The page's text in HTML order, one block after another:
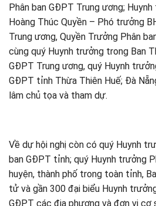
Phân ban GĐPT Trung ương;
Hoàng Thúc Quyền – Phó trưởng
Trung ương, Quyền Trưởng Phân
cùng quý Huynh trưởng trong Ban
GĐPT Trung ương, quý Huynh
GĐPT tỉnh Thừa Thiên Huế; Đà
lâm chủ tọa và tham dự.
Về dự hội nghị còn có quý Huynh
ban GĐPT tỉnh; quý Huynh trưởng
huyện, thành phố trong toàn tỉnh,
tử và gần 300 đại biểu Huynh
GĐPT các địa phương và đơn vị cơ